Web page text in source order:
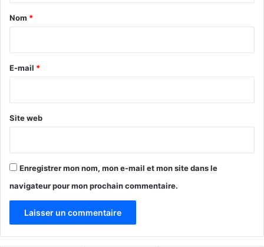
a
e
Nom *
E-mail *
Site web
Enregistrer mon nom, mon e-mail et mon site dans le
navigateur pour mon prochain commentaire.